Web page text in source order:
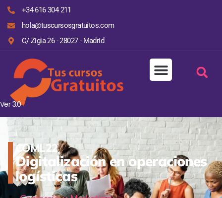
+34 616 304 211
hola@tuscursosgratuitos.com
C/ Zigia 26 - 28027 - Madrid
Ver 3.0
COML22
Digitalización en operaciones
logísticas